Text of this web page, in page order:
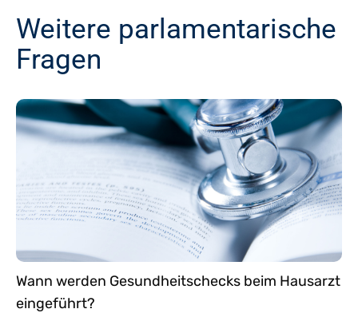
Weitere parlamentarische
Fragen
Wann werden Gesundheitschecks beim Hausarzt
eingeführt?